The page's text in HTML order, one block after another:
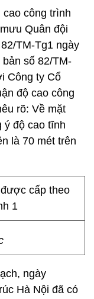
cao công trình
Quân đội
TM-Tg1 ngày
bản số 82/TM-
Công ty Cổ
độ cao công
rõ: Về mặt
ý độ cao tĩnh
là 70 mét trên
ngày
Hà Nội đã có